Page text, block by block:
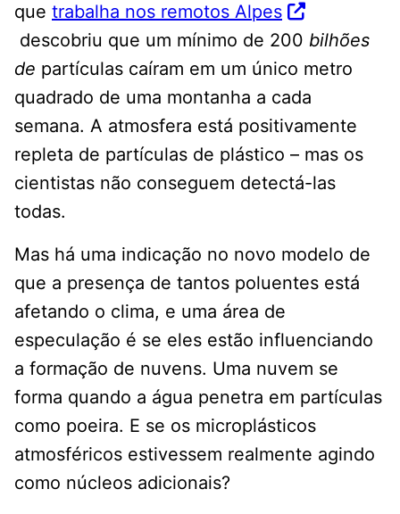
que trabalha nos remotos Alpes
descobriu que um mínimo de 200 bilhões
de partículas caíram em um único metro
quadrado de uma montanha a cada
semana. A atmosfera está positivamente
repleta de partículas de plástico – mas os
cientistas não conseguem detectá-las
todas.
Mas há uma indicação no novo modelo de
que a presença de tantos poluentes está
afetando o clima, e uma área de
especulação é se eles estão influenciando
a formação de nuvens. Uma nuvem se
forma quando a água penetra em partículas
como poeira. E se os microplásticos
atmosféricos estivessem realmente agindo
como núcleos adicionais?